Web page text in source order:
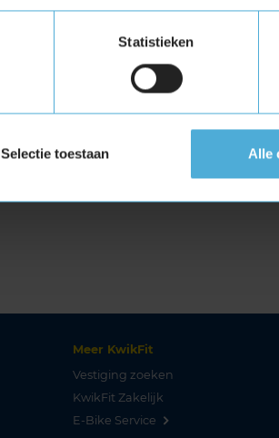
Statistieken
Selectie toestaan Alle
Meer KwikFit
Vestiging zoeken
KwikFit Zakelijk
E-Bike Service